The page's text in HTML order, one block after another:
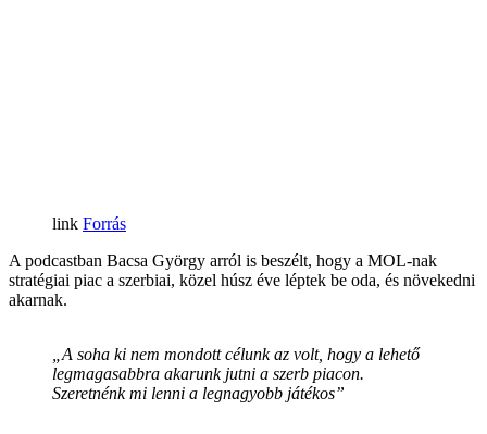
Forrás
A podcastban Bacsa György arról is beszélt, hogy a MOL-nak
stratégiai piac a szerbiai, közel húsz éve léptek be oda, és növekedni
akarnak.
„A soha ki nem mondott célunk az volt, hogy a lehető
legmagasabbra akarunk jutni a szerb piacon.
Szeretnénk mi lenni a legnagyobb játékos”